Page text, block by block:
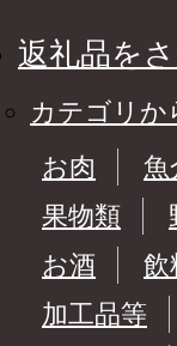
返礼品を
カテゴリか
お肉
魚
果物類
お酒
飲
加工品等